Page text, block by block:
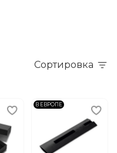
Сортировка
В ЕВРОПЕ